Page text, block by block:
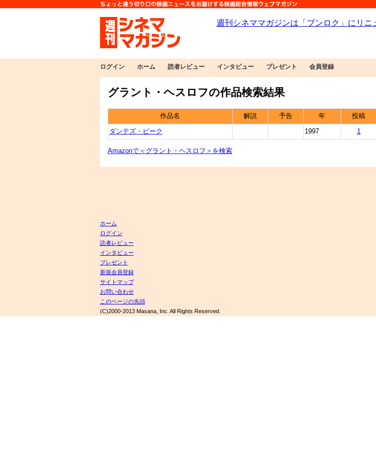
ログイン ホーム 読者レビュー インタビュー プレゼント 会員登録
グラント・ヘスロフの作品検索結果
作品名 解説 予告 年 投稿
ダンテズ・ピーク 1997 1
Amazonで＜グラント・ヘスロフ＞を検索
ホーム
ログイン
読者レビュー
インタビュー
プレゼント
新規会員登録
サイトマップ
お問い合わせ
このページの先頭
(C)2000-2013 Masana, Inc. All Rights Reserved.